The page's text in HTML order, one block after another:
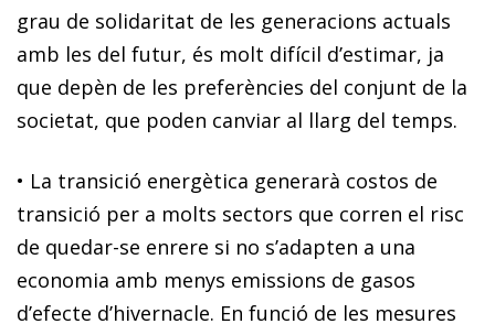
grau de solidaritat de les generacions actuals
amb les del futur, és molt difícil d’estimar, ja
que depèn de les preferències del conjunt de la
societat, que poden canviar al llarg del temps.
• La transició energètica generarà costos de
transició per a molts sectors que corren el risc
de quedar-se enrere si no s’adapten a una
economia amb menys emissions de gasos
d’efecte d’hivernacle. En funció de les mesures